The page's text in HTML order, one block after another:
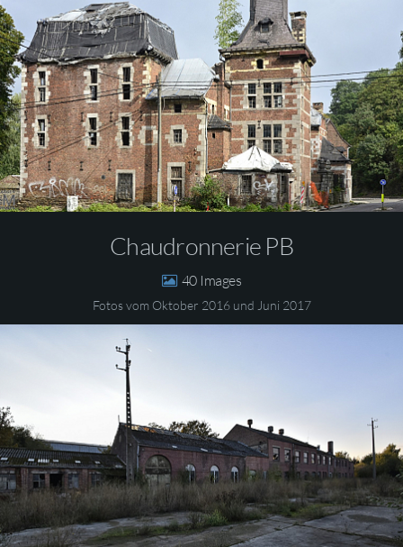
Chaudronnerie PB
40
Fotos vom Oktober 2016 und Juni 2017